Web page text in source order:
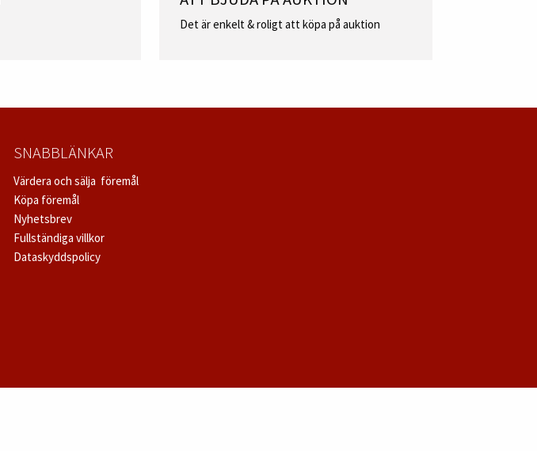
Det är enkelt & roligt att köpa på auktion
SNABBLÄNKAR
Värdera och sälja föremål
Köpa föremål
Nyhetsbrev
Fullständiga villkor
Dataskyddspolicy